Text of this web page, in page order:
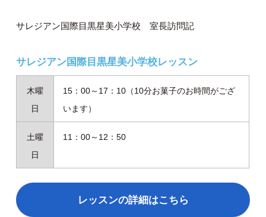
サレジアン国際目黒星美小学校 室長訪問記
サレジアン国際目黒星美小学校レッスン
木曜
日
15：00～17：10（10分お菓子のお時間がござ
います）
土曜
日
11：00～12：50
レッスンの詳細はこちら